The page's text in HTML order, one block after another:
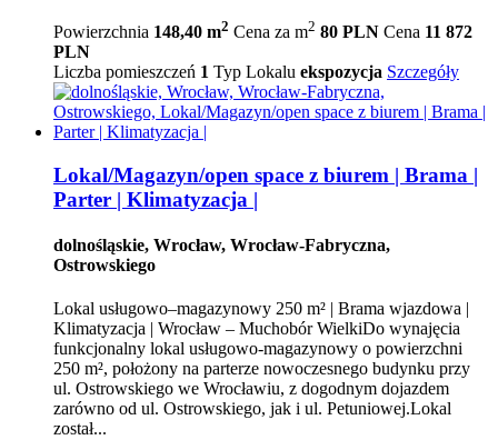
Powierzchnia 148,40 m2 Cena za m2 80 PLN Cena 11 872
PLN
Liczba pomieszczeń 1 Typ Lokalu ekspozycja Szczegóły
Lokal/Magazyn/open space z biurem | Brama |
Parter | Klimatyzacja |
dolnośląskie, Wrocław, Wrocław-Fabryczna,
Ostrowskiego
Lokal usługowo–magazynowy 250 m² | Brama wjazdowa |
Klimatyzacja | Wrocław – Muchobór WielkiDo wynajęcia
funkcjonalny lokal usługowo-magazynowy o powierzchni
250 m², położony na parterze nowoczesnego budynku przy
ul. Ostrowskiego we Wrocławiu, z dogodnym dojazdem
zarówno od ul. Ostrowskiego, jak i ul. Petuniowej.Lokal
został...